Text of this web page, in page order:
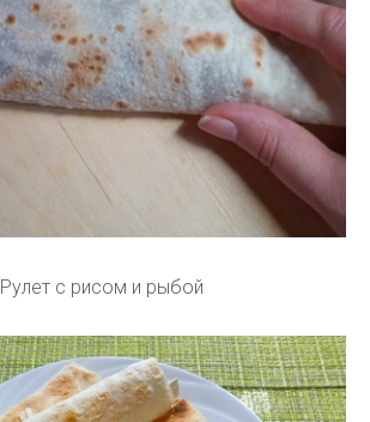
Рулет с рисом и рыбой